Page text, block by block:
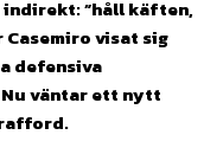
indirekt: ”håll käften,
Casemiro visat sig
defensiva
väntar ett nytt